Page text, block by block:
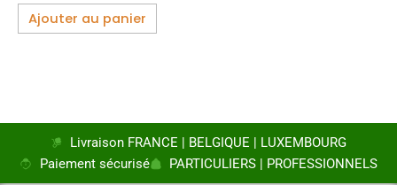
Ajouter au panier
Livraison FRANCE | BELGIQUE | LUXEMBOURG
Paiement sécurisé
PARTICULIERS | PROFESSIONNELS